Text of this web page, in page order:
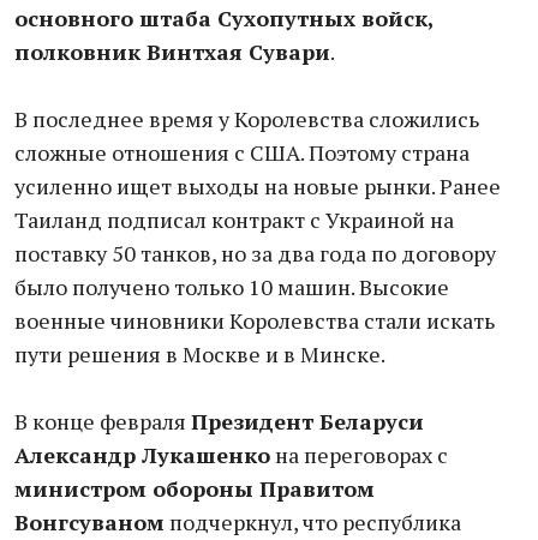
основного штаба Сухопутных войск,
полковник Винтхая Сувари.
В последнее время у Королевства сложились
сложные отношения с США. Поэтому страна
усиленно ищет выходы на новые рынки. Ранее
Таиланд подписал контракт с Украиной на
поставку 50 танков, но за два года по договору
было получено только 10 машин. Высокие
военные чиновники Королевства стали искать
пути решения в Москве и в Минске.
В конце февраля Президент Беларуси
Александр Лукашенко на переговорах с
министром обороны Правитом
Вонгсуваном подчеркнул, что республика